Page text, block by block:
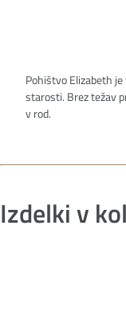
Pohištvo Elizabeth
starosti. Brez težav
v rod.
Izdelki v